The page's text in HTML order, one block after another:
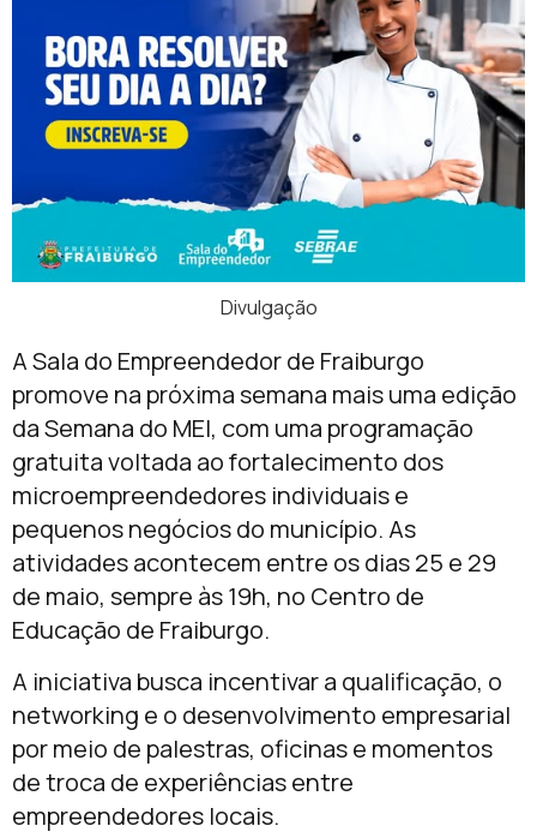
Divulgação
A Sala do Empreendedor de Fraiburgo
promove na próxima semana mais uma edição
da Semana do MEI, com uma programação
gratuita voltada ao fortalecimento dos
microempreendedores individuais e
pequenos negócios do município. As
atividades acontecem entre os dias 25 e 29
de maio, sempre às 19h, no Centro de
Educação de Fraiburgo.
A iniciativa busca incentivar a qualificação, o
networking e o desenvolvimento empresarial
por meio de palestras, oficinas e momentos
de troca de experiências entre
empreendedores locais.